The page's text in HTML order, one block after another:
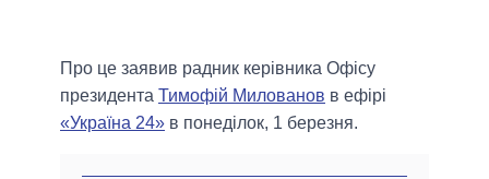
Про це заявив радник керівника Офісу
президента Тимофій Милованов в ефірі
«Україна 24» в понеділок, 1 березня.